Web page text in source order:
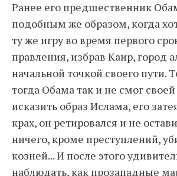
Ранее его предшественник
подобным же образом, когда
ту же игру во время первого
правления, избрав Каир, город
начальной точкой своего пути.
тогда Обама так и не смог
исказить образ Ислама, его
крах, он ретировался и не
ничего, кроме преступлений,
козней... И после этого
наблюдать, как прозападные